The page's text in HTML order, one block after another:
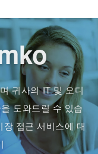
귀사의 IT 및 오디
도와드릴 수 있습
접근 서비스에 대